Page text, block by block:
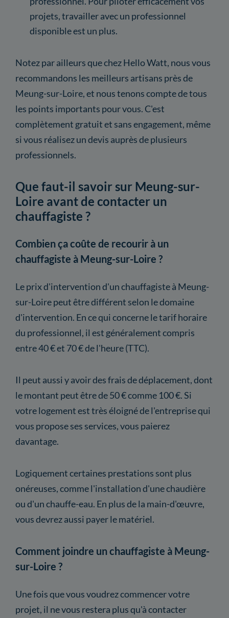
projets, travailler avec un professionnel
disponible est un plus.
Notez par ailleurs que chez Hello Watt, nous vous
recommandons les meilleurs artisans près de
Meung-sur-Loire, et nous tenons compte de tous
les points importants pour vous. C'est
complètement gratuit et sans engagement, même
si vous réalisez un devis auprès de plusieurs
professionnels.
Que faut-il savoir sur Meung-sur-
Loire avant de contacter un
chauffagiste ?
Combien ça coûte de recourir à un
chauffagiste à Meung-sur-Loire ?
Le prix d'intervention d'un chauffagiste à Meung-
sur-Loire peut être différent selon le domaine
d'intervention. En ce qui concerne le tarif horaire
du professionnel, il est généralement compris
entre 40 € et 70 € de l'heure (TTC).
Il peut aussi y avoir des frais de déplacement, dont
le montant peut être de 50 € comme 100 €. Si
votre logement est très éloigné de l'entreprise qui
vous propose ses services, vous paierez
davantage.
Logiquement certaines prestations sont plus
onéreuses, comme l'installation d'une chaudière
ou d'un chauffe-eau. En plus de la main-d'œuvre,
vous devrez aussi payer le matériel.
Comment joindre un chauffagiste à Meung-
sur-Loire ?
Une fois que vous voudrez commencer votre
projet, il ne vous restera plus qu'à contacter